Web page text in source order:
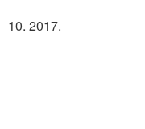
10. 2017.